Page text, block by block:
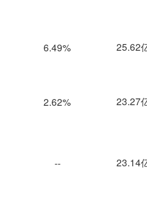
6.49% 25.62
2.62% 23.27
-- 23.14